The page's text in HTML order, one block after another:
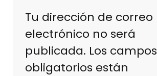
Tu dirección de correo
electrónico no será
publicada. Los campos
obligatorios están